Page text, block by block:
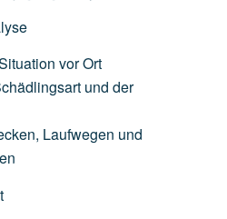
vorOrt
und der
Laufwegen und